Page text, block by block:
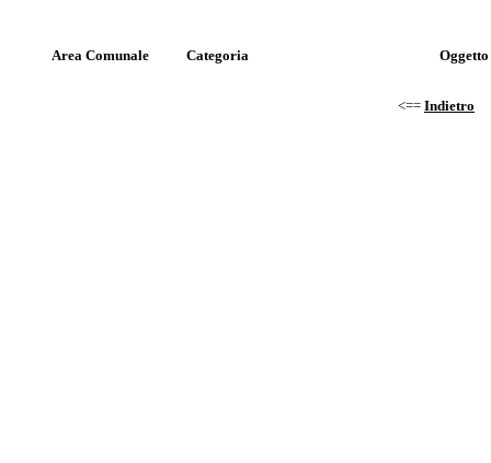
Area Comunale Categoria Oggetto
<== Indietro